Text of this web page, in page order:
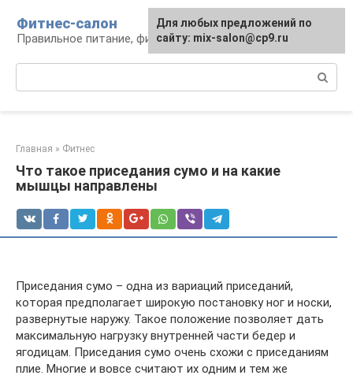
контенту
Фитнес-салон
Правильное питание, фитнес, образ жизни
Главная » Фитнес
Что такое приседания сумо и на какие
мышцы направлены
Приседания сумо – одна из вариаций приседаний,
которая предполагает широкую постановку ног и носки,
развернутые наружу. Такое положение позволяет дать
максимальную нагрузку внутренней части бедер и
ягодицам. Приседания сумо очень схожи с приседаниям
плие. Многие и вовсе считают их одним и тем же
Для любых предложений по
сайту: mix-salon@cp9.ru